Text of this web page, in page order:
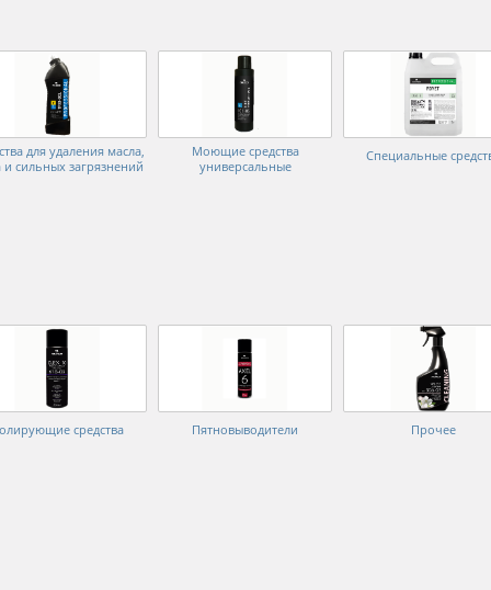
для удаления масла,
сильных загрязнений
Моющие средства
универсальные
Специальные
средства Пятновыводители Прочее